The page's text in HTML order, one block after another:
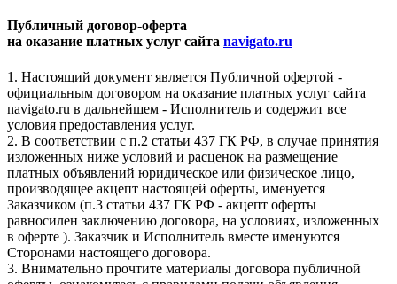
Публичный договор-оферта
на оказание платных услуг сайта navigato.ru
1. Настоящий документ является Публичной офертой -
официальным договором на оказание платных услуг сайта
navigato.ru в дальнейшем - Исполнитель и содержит все
условия предоставления услуг.
2. В соответствии с п.2 статьи 437 ГК РФ, в случае принятия
изложенных ниже условий и расценок на размещение
платных объявлений юридическое или физическое лицо,
производящее акцепт настоящей оферты, именуется
Заказчиком (п.3 статьи 437 ГК РФ - акцепт оферты
равносилен заключению договора, на условиях, изложенных
в оферте ). Заказчик и Исполнитель вместе именуются
Сторонами настоящего договора.
3. Внимательно прочтите материалы договора публичной